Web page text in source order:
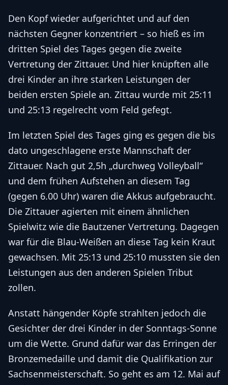
Den Kopf wieder aufgerichtet und auf den
nächsten Gegner konzentriert – so hieß es im
dritten Spiel des Tages gegen die zweite
Vertretung der Zittauer. Und hier knüpften alle
drei Kinder an ihre starken Leistungen der
beiden ersten Spiele an. Zittau wurde mit 25:11
und 25:13 regelrecht vom Feld gefegt.
Im letzten Spiel des Tages ging es gegen die bis
dato ungeschlagene erste Mannschaft der
Zittauer. Nach gut 2,5h „durchweg Volleyball“
und dem frühen Aufstehen an diesem Tag
(gegen 6.00 Uhr) waren die Akkus aufgebraucht.
Die Zittauer agierten mit einem ähnlichen
Spielwitz wie die Bautzener Vertretung. Dagegen
war für die Blau-Weißen an diese Tag kein Kraut
gewachsen. Mit 25:13 und 25:10 mussten sie den
Leistungen aus den anderen Spielen Tribut
zollen.
Anstatt hängender Köpfe strahlten jedoch die
Gesichter der drei Kinder in der Sonntags-Sonne
um die Wette. Grund dafür war das Erringen der
Bronzemedaille und damit die Qualifikation zur
Sachsenmeisterschaft. So geht es am 12. Mai auf